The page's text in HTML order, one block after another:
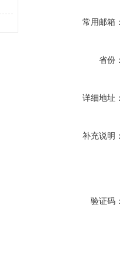
常用邮箱：
省份：
详细地址：
补充说明：
验证码：